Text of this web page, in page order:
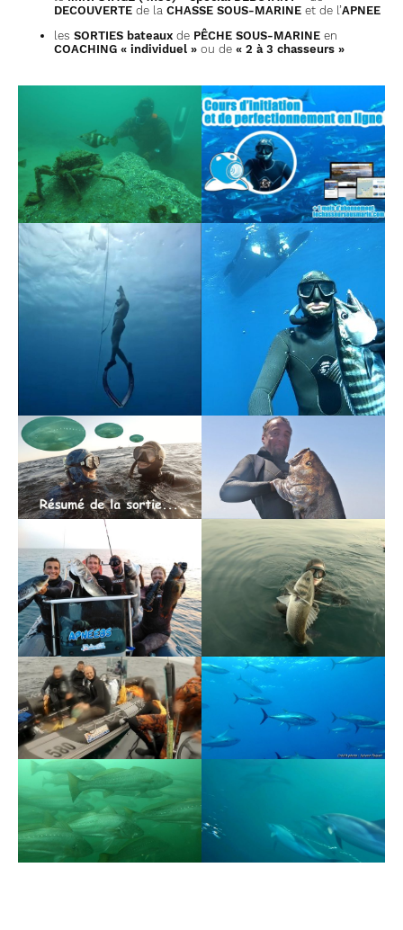
DECOUVERTE de la CHASSE SOUS-MARINE et de l’APNEE
les SORTIES bateaux de PÊCHE SOUS-MARINE en
COACHING « individuel » ou de « 2 à 3 chasseurs »